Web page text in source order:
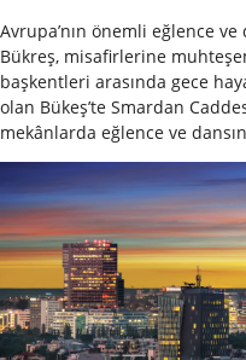
Avrupa’nın önemli eğlence
Bükreş, misafirlerine
başkentleri arasında gece
olan Bükeş’te Smardan
mekânlarda eğlence ve